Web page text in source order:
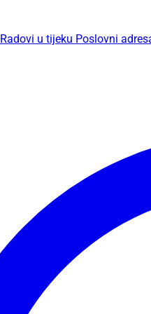
Radovi u tijeku Poslovni